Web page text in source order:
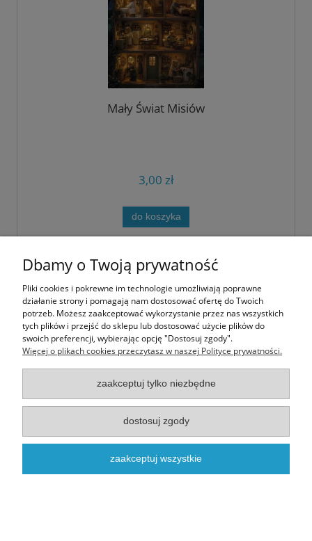
Mały Świat Misiów
3,00 zł
do koszyka
Mruczaste Wakacje
NOWOŚĆ
Dbamy o Twoją prywatność
Pliki cookies i pokrewne im technologie umożliwiają poprawne
działanie strony i pomagają nam dostosować ofertę do Twoich
potrzeb. Możesz zaakceptować wykorzystanie przez nas wszystkich
tych plików i przejść do sklepu lub dostosować użycie plików do
swoich preferencji, wybierając opcję "Dostosuj zgody".
Więcej o plikach cookies przeczytasz w naszej Polityce prywatności.
zaakceptuj tylko niezbędne
dostosuj zgody
zaakceptuj wszystkie